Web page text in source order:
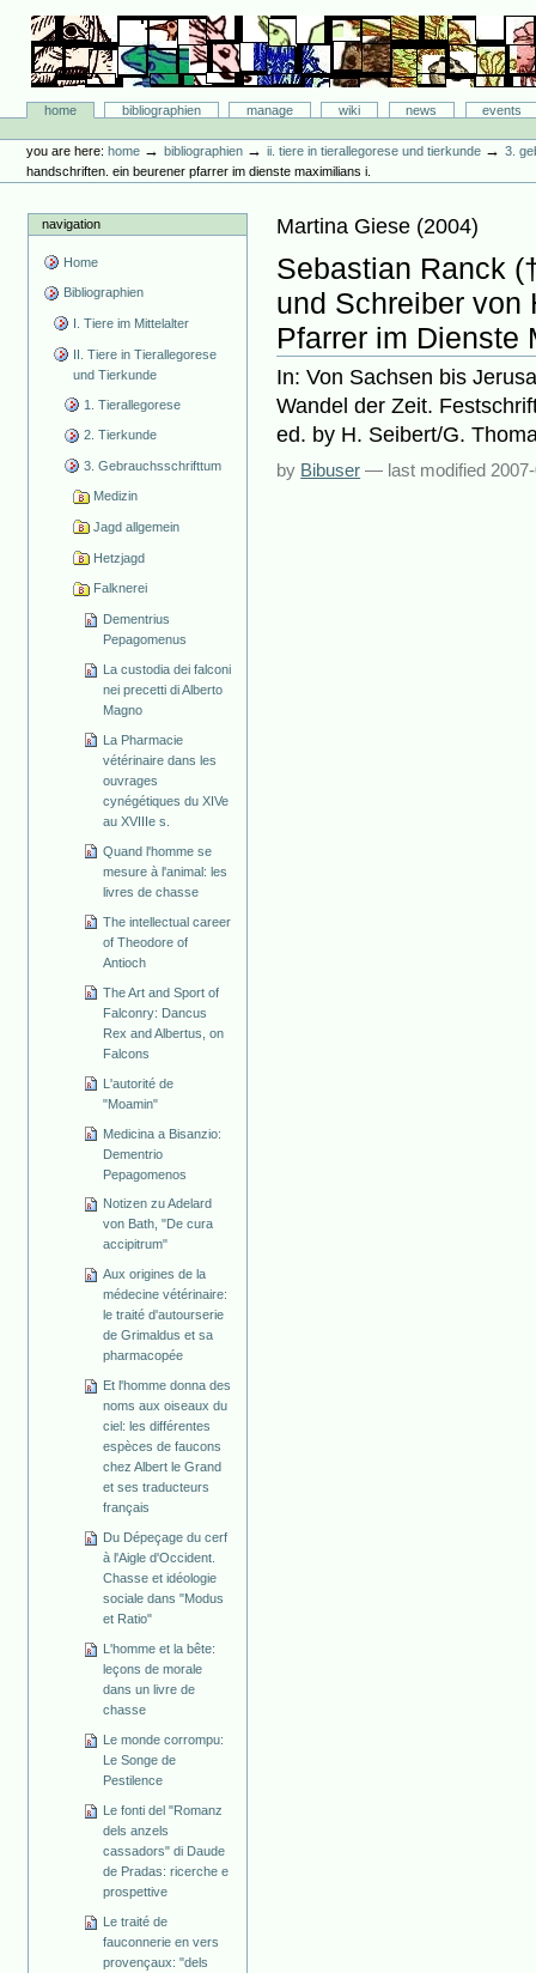
content.
navigation
Bibliographie-Portal
Sectionshome bibliographien manage wiki news
events
tools
you are here: home →bibliographien →ii. tiere in tierallegorese und tierkunde →3.
handschriften. ein beurener pfarrer im dienste maximilians i.
navigation
Home
Bibliographien
I. Tiere im Mittelalter
II. Tiere in Tierallegorese
und Tierkunde
1. Tierallegorese
2. Tierkunde
3. Gebrauchsschrifttum
Medizin
Jagd allgemein
Hetzjagd
Falknerei
Dementrius
Pepagomenus
La custodia dei falconi
nei precetti di Alberto
Magno
La Pharmacie
vétérinaire dans les
ouvrages
cynégétiques du XIVe
au XVIIIe s.
Quand l'homme se
mesure à l'animal: les
livres de chasse
The intellectual career
of Theodore of
Antioch
The Art and Sport of
Falconry: Dancus
Rex and Albertus, on
Falcons
L'autorité de
"Moamin"
Medicina a Bisanzio:
Dementrio
Pepagomenos
Notizen zu Adelard
von Bath, "De cura
accipitrum"
Aux origines de la
médecine vétérinaire:
le traité d'autourserie
de Grimaldus et sa
pharmacopée
Et l'homme donna des
noms aux oiseaux du
ciel: les différentes
espèces de faucons
chez Albert le Grand
et ses traducteurs
français
Du Dépeçage du cerf
à l'Aigle d'Occident.
Chasse et idéologie
sociale dans "Modus
et Ratio"
L'homme et la bête:
leçons de morale
dans un livre de
chasse
Le monde corrompu:
Le Songe de
Pestilence
Le fonti del "Romanz
dels anzels
cassadors" di Daude
de Pradas: ricerche e
prospettive
Le traité de
fauconnerie en vers
provençaux: "dels
Martina Giese (2004)
Sebastian Ranck
und Schreiber von
Pfarrer im Dienste
In: Von Sachsen bis
Wandel der Zeit.
ed. by H. Seibert/G.
by Bibuser — last modified